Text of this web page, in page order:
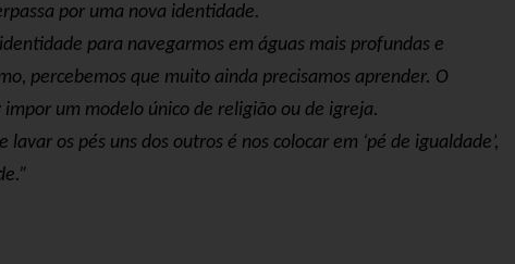
por uma nova identidade.
para navegarmos em águas mais profundas e
percebemos que muito ainda precisamos aprender. O
um modelo único de religião ou de igreja.
os pés uns dos outros é nos colocar em ‘pé de igualdade’,